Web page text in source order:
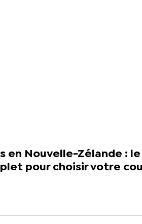
en Nouvelle-Zélande :
pour choisir votre